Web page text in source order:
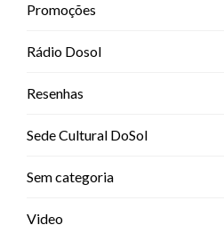
Promoções
Rádio Dosol
Resenhas
Sede Cultural DoSol
Sem categoria
Video